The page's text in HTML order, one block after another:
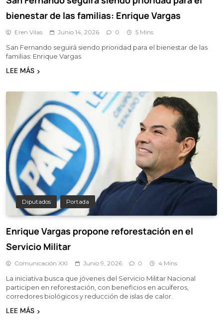
bienestar de las familias: Enrique Vargas
Eren Vilas Junio 14, 2026 0 5 Mins
San Fernando seguirá siendo prioridad para el bienestar de las
familias: Enrique Vargas
LEE MÁS
Diputados Portada
Enrique Vargas propone reforestación en el
Servicio Militar
Comunicación XXI Junio 9, 2026 0 4 Mins
La iniciativa busca que jóvenes del Servicio Militar Nacional
participen en reforestación, con beneficios en acuíferos,
corredores biológicos y reducción de islas de calor.
LEE MÁS